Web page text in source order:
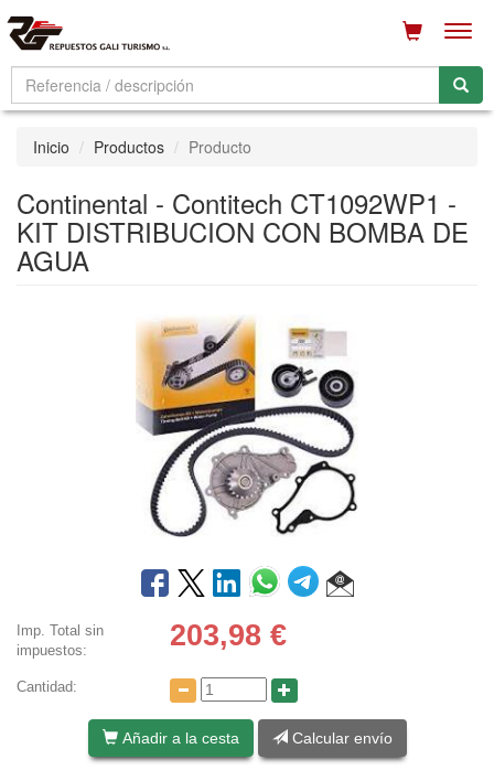
Inicio Productos Producto
Continental - Contitech CT1092WP1 -
KIT DISTRIBUCION CON BOMBA DE
AGUA
Imp. Total sin
impuestos:
203,98 €
Cantidad:
Añadir a la cesta Calcular envío